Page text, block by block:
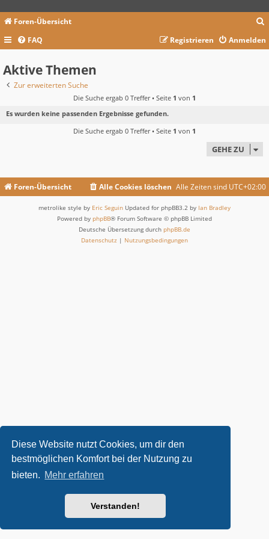
Diese Website nutzt Cookies, um dir den
bestmöglichen Komfort bei der Nutzung zu
bieten. Mehr erfahren
Verstanden!
Foren-Übersicht
c
FAQ Anmelden
Registrieren
Aktive Themen
Zur erweiterten Suche
Die Suche ergab 0 Treffer • Seite 1 von 1
Es wurden keine passenden Ergebnisse gefunden.
Die Suche ergab 0 Treffer • Seite 1 von 1
GEHE ZU
Foren-Übersicht Alle Zeiten sind UTC+02:00
Alle Cookies löschen
metrolike style by Eric Seguin Updated for phpBB3.2 by Ian Bradley
Powered by phpBB® Forum Software © phpBB Limited
Deutsche Übersetzung durch phpBB.de
Datenschutz | Nutzungsbedingungen